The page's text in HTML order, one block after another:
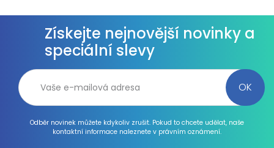
Získejte nejnovější novinky a
speciální slevy
Odběr novinek můžete kdykoliv zrušit. Pokud to chcete udělat, naše
kontaktní informace naleznete v právním oznámení.